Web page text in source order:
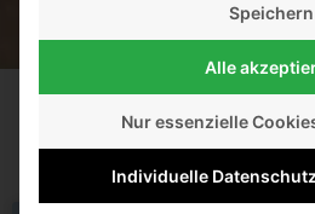
Speichern
Alle
Nur essenzielle
Individuelle